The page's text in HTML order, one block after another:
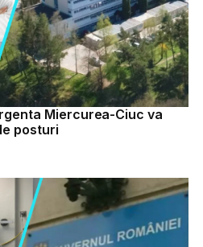
Miercurea-Ciuc va
posturi